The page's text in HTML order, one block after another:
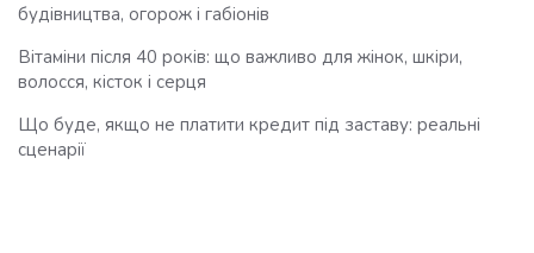
будівництва, огорож і габіонів
Вітаміни після 40 років: що важливо для жінок, шкіри,
волосся, кісток і серця
Що буде, якщо не платити кредит під заставу: реальні
сценарії